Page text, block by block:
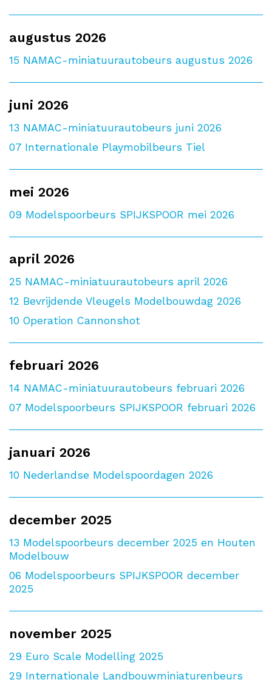
augustus 2026
15 NAMAC-miniatuurautobeurs augustus 2026
juni 2026
13 NAMAC-miniatuurautobeurs juni 2026
07 Internationale Playmobilbeurs Tiel
mei 2026
09 Modelspoorbeurs SPIJKSPOOR mei 2026
april 2026
25 NAMAC-miniatuurautobeurs april 2026
12 Bevrijdende Vleugels Modelbouwdag 2026
10 Operation Cannonshot
februari 2026
14 NAMAC-miniatuurautobeurs februari 2026
07 Modelspoorbeurs SPIJKSPOOR februari 2026
januari 2026
10 Nederlandse Modelspoordagen 2026
december 2025
13 Modelspoorbeurs december 2025 en Houten
Modelbouw
06 Modelspoorbeurs SPIJKSPOOR december
2025
november 2025
29 Euro Scale Modelling 2025
29 Internationale Landbouwminiaturenbeurs